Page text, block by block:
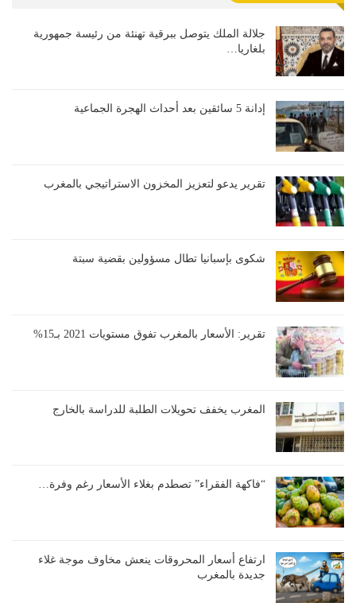
جلالة الملك يتوصل ببرقية تهنئة من رئيسة جمهورية
بلغاريا…
إدانة 5 سائقين بعد أحداث الهجرة الجماعية
تقرير يدعو لتعزيز المخزون الاستراتيجي بالمغرب
شكوى بإسبانيا تطال مسؤولين بقضية سبتة
تقرير: الأسعار بالمغرب تفوق مستويات 2021 بـ15%
المغرب يخفف تحويلات الطلبة للدراسة بالخارج
“فاكهة الفقراء” تصطدم بغلاء الأسعار رغم وفرة…
ارتفاع أسعار المحروقات ينعش مخاوف موجة غلاء
جديدة بالمغرب